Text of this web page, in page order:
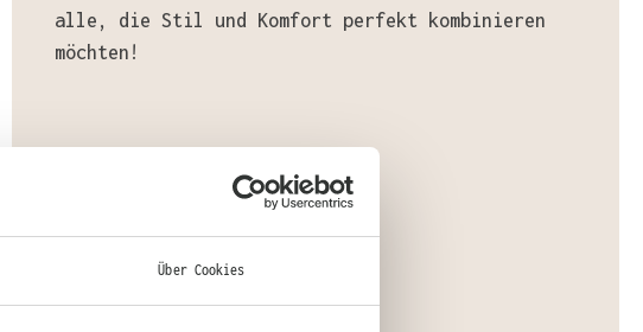
Über Cookies
alle, die Stil und Komfort perfekt kombinieren
möchten!
70% Baumwolle, 30% Polyester